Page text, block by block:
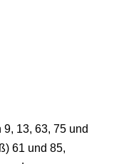
13, 63, 75 und
61 und 85,